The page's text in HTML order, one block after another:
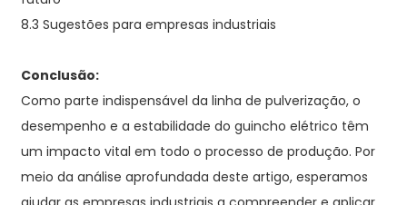
8.3 Sugestões para empresas industriais
Conclusão:
Como parte indispensável da linha de pulverização, o
desempenho e a estabilidade do guincho elétrico têm
um impacto vital em todo o processo de produção. Por
meio da análise aprofundada deste artigo, esperamos